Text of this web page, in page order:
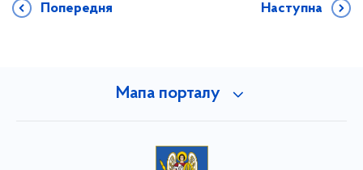
Попередня Наступна
Мапа порталу